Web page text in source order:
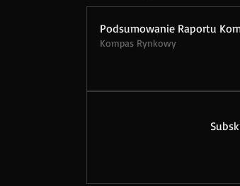
Podsumowanie Raportu
Kompas Rynkowy